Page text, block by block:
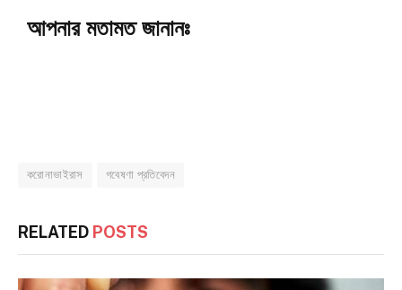
আপনার মতামত জানানঃ
করোনাভাইরাস গবেষণা প্রতিবেদন
RELATED POSTS